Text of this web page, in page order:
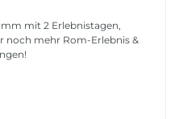
mit 2 Erlebnistagen,
noch mehr Rom-Erlebnis &